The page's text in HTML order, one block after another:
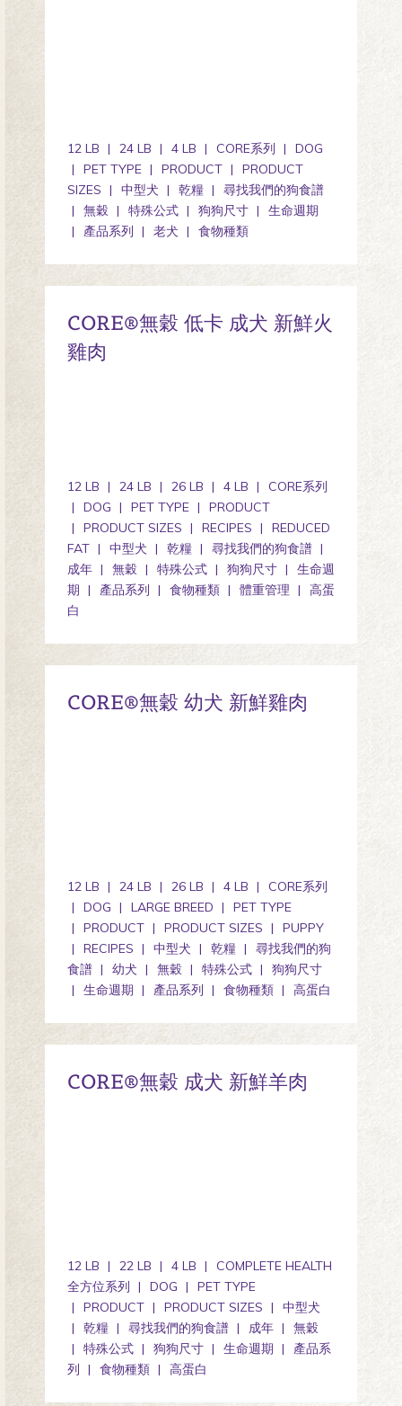
12 LB 24 LB 4 LB CORE系列
DOG
PET TYPE
PRODUCT
PRODUCT
SIZES
中型犬 乾糧
尋找我們的狗食譜
無穀
特殊公式 狗狗尺寸
生命週期
產品系列
老犬 食物種類
CORE®無穀 低卡 成犬 新鮮火
雞肉
12 LB 24 LB 26 LB 4 LB
CORE系列
DOG
PET TYPE
PRODUCT
PRODUCT SIZES
RECIPES
REDUCED
FAT
中型犬 乾糧
尋找我們的狗食譜
成年
無穀 特殊公式 狗狗尺寸
生命週
期
產品系列 食物種類 體重管理
高蛋
白
CORE®無穀 幼犬 新鮮雞肉
12 LB 24 LB 26 LB 4 LB
CORE系列
DOG
LARGE BREED
PET TYPE
PRODUCT
PRODUCT SIZES
PUPPY
RECIPES
中型犬 乾糧
尋找我們的狗
食譜
幼犬 無穀 特殊公式
狗狗尺寸
生命週期
產品系列 食物種類 高蛋白
CORE®無穀 成犬 新鮮羊肉
12 LB 22 LB 4 LB
COMPLETE HEALTH
全方位系列
DOG
PET TYPE
PRODUCT
PRODUCT SIZES
中型犬
乾糧
尋找我們的狗食譜 成年
無穀
特殊公式
狗狗尺寸 生命週期
產品系
列
食物種類 高蛋白